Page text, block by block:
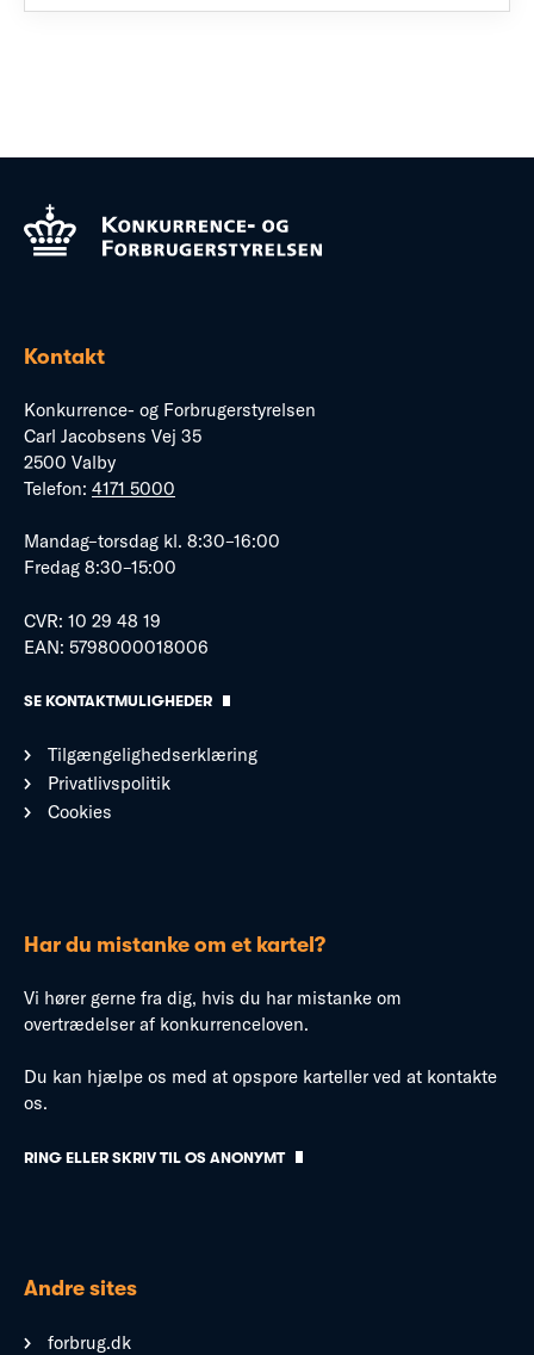
Kontakt
Konkurrence- og Forbrugerstyrelsen
Carl Jacobsens Vej 35
2500 Valby
Telefon: 4171 5000
Mandag–torsdag kl. 8:30–16:00
Fredag 8:30–15:00
CVR: 10 29 48 19
EAN: 5798000018006
SE KONTAKTMULIGHEDER
Tilgængelighedserklæring
Privatlivspolitik
Cookies
Har du mistanke om et kartel?
Vi hører gerne fra dig, hvis du har mistanke om
overtrædelser af konkurrenceloven.
Du kan hjælpe os med at opspore karteller ved at kontakte
os.
RING ELLER SKRIV TIL OS ANONYMT
Andre sites
forbrug.dk